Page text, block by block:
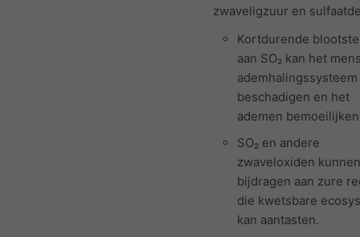
zwaveligzuur en
Kortdurende
aan SO₂ kan het
ademhalingssysteem
beschadigen en het
ademen
SO₂ en andere
zwaveloxiden kunnen
bijdragen aan zure
die kwetsbare
kan aantasten.